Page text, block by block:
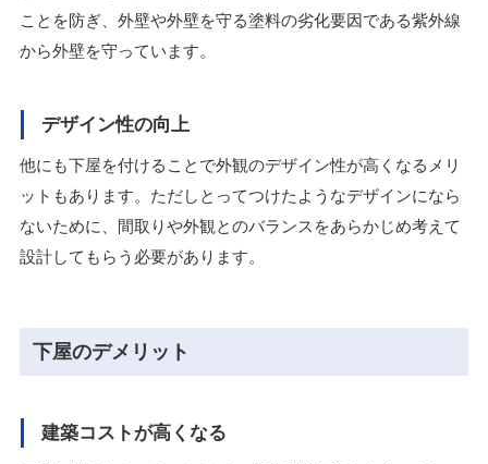
ことを防ぎ、外壁や外壁を守る塗料の劣化要因である紫外線
から外壁を守っています。
デザイン性の向上
他にも下屋を付けることで外観のデザイン性が高くなるメリ
ットもあります。ただしとってつけたようなデザインになら
ないために、間取りや外観とのバランスをあらかじめ考えて
設計してもらう必要があります。
下屋のデメリット
建築コストが高くなる